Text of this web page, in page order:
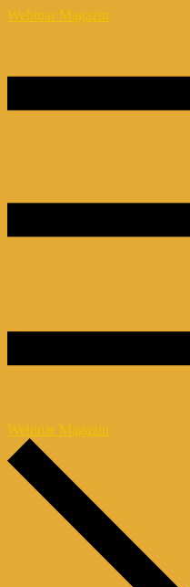
Webinar Magazin
Webinar Magazin